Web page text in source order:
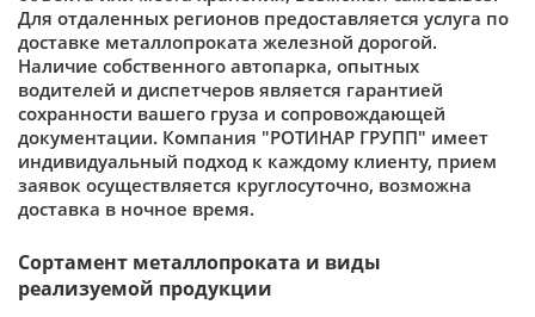
Для отдаленных регионов предоставляется услуга по
доставке металлопроката железной дорогой.
Наличие собственного автопарка, опытных
водителей и диспетчеров является гарантией
сохранности вашего груза и сопровождающей
документации. Компания "РОТИНАР ГРУПП" имеет
индивидуальный подход к каждому клиенту, прием
заявок осуществляется круглосуточно, возможна
доставка в ночное время.
Сортамент металлопроката и виды
реализуемой продукции